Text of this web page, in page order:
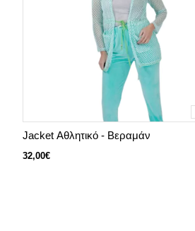
Jacket Αθλητικό - Βεραμάν
32,00€